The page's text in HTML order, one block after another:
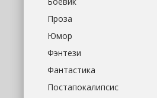
Проза
Юмор
Фэнтези
Фантастика
Постапокалипсис